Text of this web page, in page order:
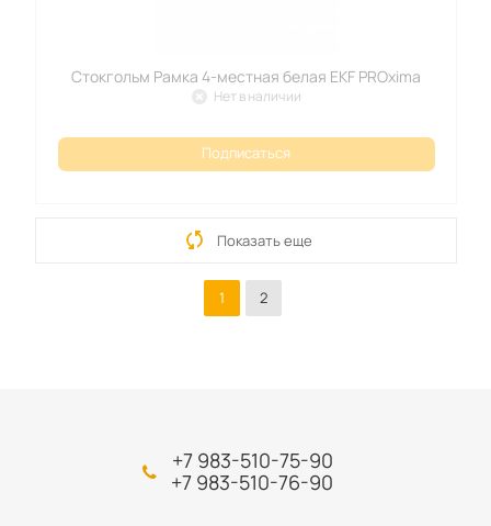
Стокгольм Рамка 4-местная белая EKF PROxima
Нет в наличии
Подписаться
Показать еще
1 2
+7 983-510-75-90
+7 983-510-76-90